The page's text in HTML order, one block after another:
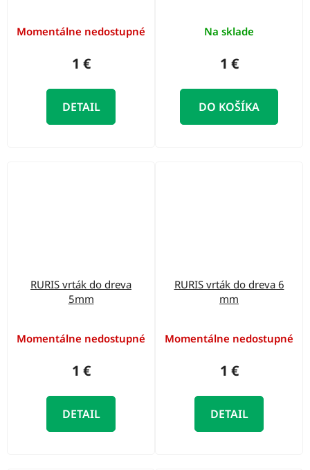
Momentálne nedostupné
1 €
DETAIL
Na sklade
1 €
DO KOŠÍKA
RURIS vrták do dreva
5mm
Momentálne nedostupné
1 €
DETAIL
RURIS vrták do dreva 6
mm
Momentálne nedostupné
1 €
DETAIL